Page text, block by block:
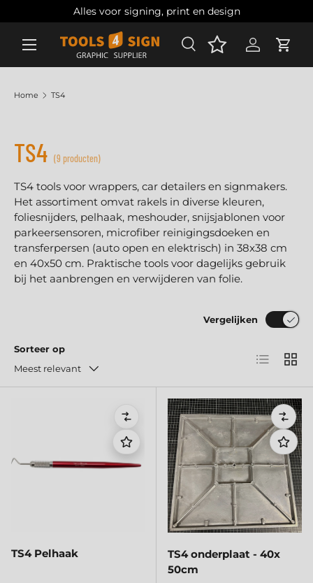
Ga naar inhoud
Alles voor signing, print en design
Zoeken
Zoeken Account
Home TS4
TS4 (9 producten)
TS4 tools voor wrappers, car detailers en signmakers.
Het assortiment omvat rakels in diverse kleuren,
foliesnijders, pelhaak, meshouder, snijsjablonen voor
parkeersensoren, microfiber reinigingsdoeken en
transferpersen (auto open en elektrisch) in 38x38 cm
en 40x50 cm. Praktische tools voor dagelijks gebruik
bij het aanbrengen en verwijderen van folie.
Sorteer op
Meest relevant
Vergelijken
Lijst
Vergelijken
TS4 Pelhaak
TS4 onderplaat - 40x
50cm